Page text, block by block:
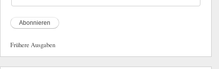
Frühere Ausgaben